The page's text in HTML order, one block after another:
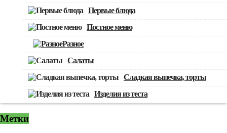
Первые блюда
Постное меню
Разное
Салаты
Сладкая выпечка, торты
Изделия из теста
Метки